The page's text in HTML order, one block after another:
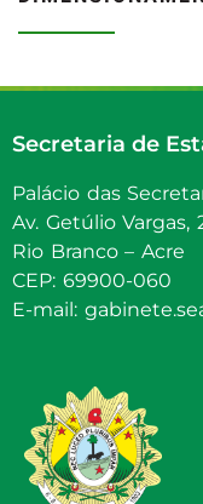
Secretaria de
Palácio das
Av. Getúlio Vargas,
Rio Branco – Acre
CEP: 69900-060
E-mail: